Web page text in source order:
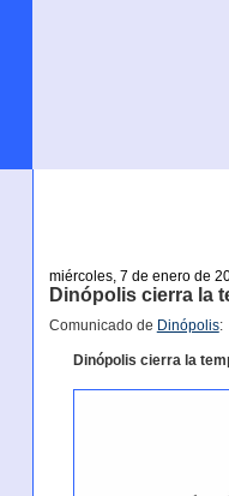
miércoles, 7 de enero de
Dinópolis cierra la
Comunicado de Dinópolis:
Dinópolis cierra la